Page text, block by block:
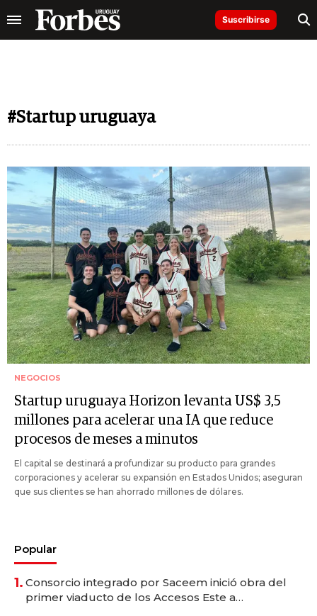
Suscribirse
#Startup uruguaya
NEGOCIOS
Startup uruguaya Horizon levanta US$ 3,5
millones para acelerar una IA que reduce
procesos de meses a minutos
El capital se destinará a profundizar su producto para grandes
corporaciones y acelerar su expansión en Estados Unidos; aseguran
que sus clientes se han ahorrado millones de dólares.
Popular
1. Consorcio integrado por Saceem inició obra del
primer viaducto de los Accesos Este a